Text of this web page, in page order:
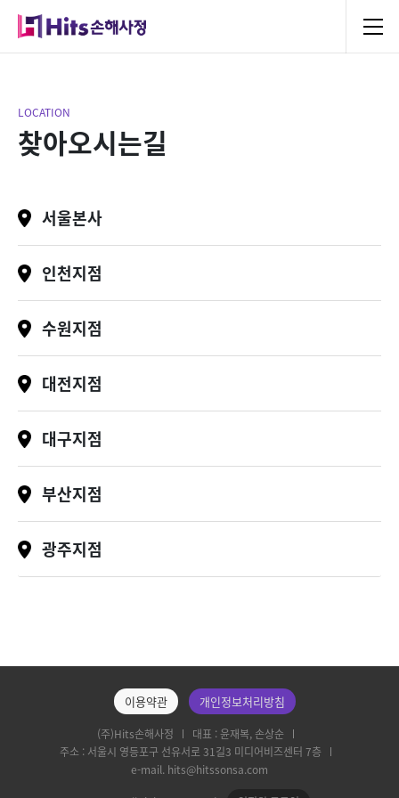
LOCATION
찾아오시는길
서울본사
인천지점
수원지점
대전지점
대구지점
부산지점
광주지점
이용약관 개인정보처리방침
(주)Hits손해사정
대표 : 윤재복, 손상순
주소 : 서울시 영등포구 선유서로 31길3 미디어비즈센터 7층
e-mail. hits@hitssonsa.com